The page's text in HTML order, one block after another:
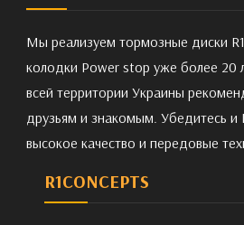
Мы реализуем тормозные диски
колодки Power stop уже более 20
всей территории Украины
друзьям и знакомым. Убедитесь и
высокое качество и передовые
R1CONCEPTS